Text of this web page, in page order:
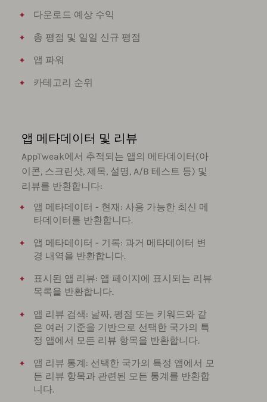
다운로드 예상 수익
총 평점 및 일일 신규 평점
앱 파워
카테고리 순위
앱 메타데이터 및 리뷰
AppTweak에서 추적되는 앱의 메타데이터(아
이콘, 스크린샷, 제목, 설명, A/B 테스트 등) 및
리뷰를 반환합니다:
앱 메타데이터 - 현재: 사용 가능한 최신 메
타데이터를 반환합니다.
앱 메타데이터 - 기록: 과거 메타데이터 변
경 내역을 반환합니다.
표시된 앱 리뷰: 앱 페이지에 표시되는 리뷰
목록을 반환합니다.
앱 리뷰 검색: 날짜, 평점 또는 키워드와 같
은 여러 기준을 기반으로 선택한 국가의 특
정 앱에서 모든 리뷰 항목을 반환합니다.
앱 리뷰 통계: 선택한 국가의 특정 앱에서 모
든 리뷰 항목과 관련된 모든 통계를 반환합
니다.